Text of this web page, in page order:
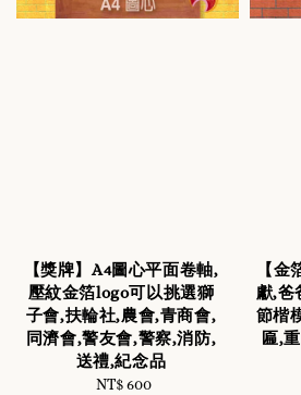
【獎牌】A4圖心平面卷軸,
壓紋金箔logo可以挑選獅
子會,扶輪社,農會,青商會,
同濟會,警友會,警察,消防,
送禮,紀念品
Regular
NT$ 600
【
獻,爸
節楷
匾,